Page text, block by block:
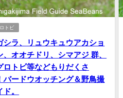
トビ
シラ、リュウキュウアカショ
、オオチドリ、シマアジ 群、
ロトビ等などもりだくさ
バードウオッチング＆野鳥撮
。